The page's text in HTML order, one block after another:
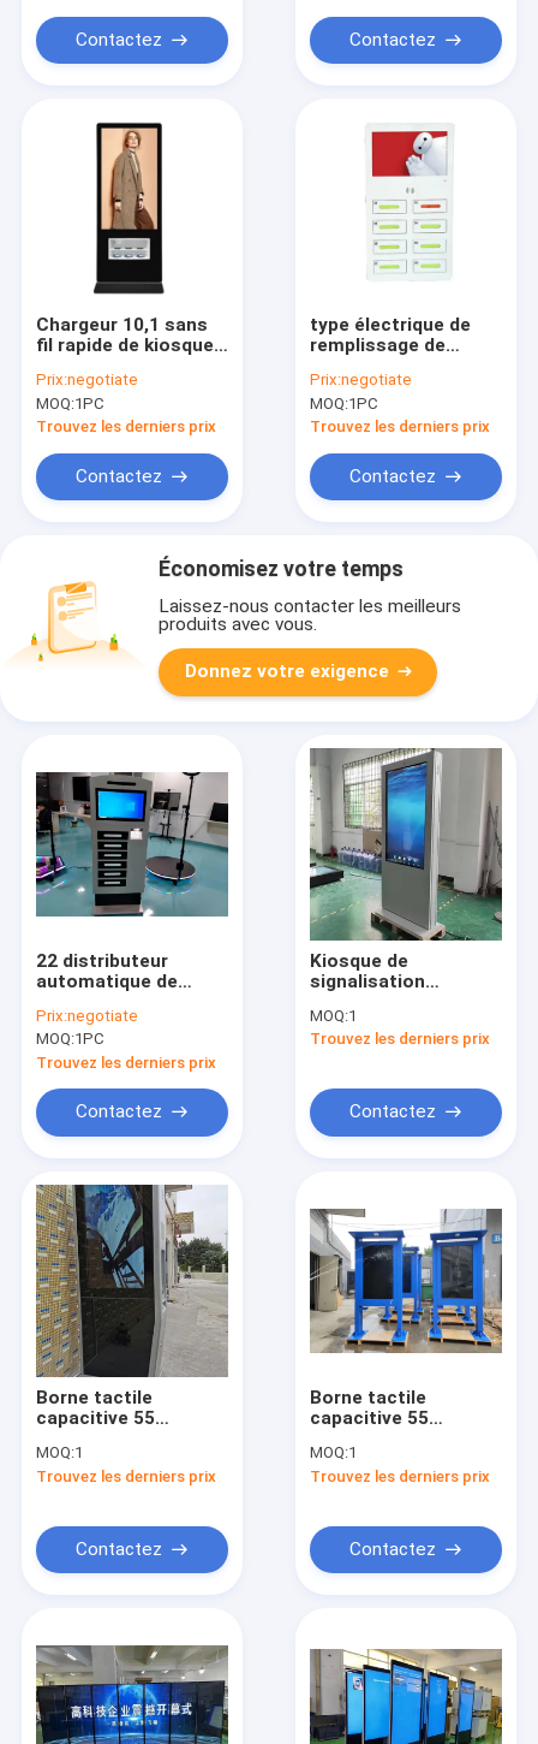
Des produits
Au sujet de nous
Contactez Contactez
Chargeur 10,1 sans
fil rapide de kiosque
Android Digital de
Windows 10
Prix:negotiate
MOQ:1PC
Trouvez les derniers prix
Contactez
type électrique de
remplissage de
portable de cellules
de 22inch 1920*1080
Prix:negotiate
MOQ:1PC
Trouvez les derniers prix
Contactez
Économisez votre temps
Laissez-nous contacter les meilleurs
produits avec vous.
Donnez votre exigence
22 distributeur
automatique de
téléphone portable
de pouce 5MS Digital
Signage Kiosk
Prix:negotiate
MOQ:1PC
Trouvez les derniers prix
Contactez
Kiosque de
signalisation
extérieur 43-65
pouces 1920x1080
MOQ:1
Trouvez les derniers prix
Contactez
Borne tactile
capacitive 55
1920x1080
MOQ:1
Trouvez les derniers prix
Contactez
Borne tactile
capacitive 55
1920x1080,
luminosité 400CD
MOQ:1
Trouvez les derniers prix
Contactez